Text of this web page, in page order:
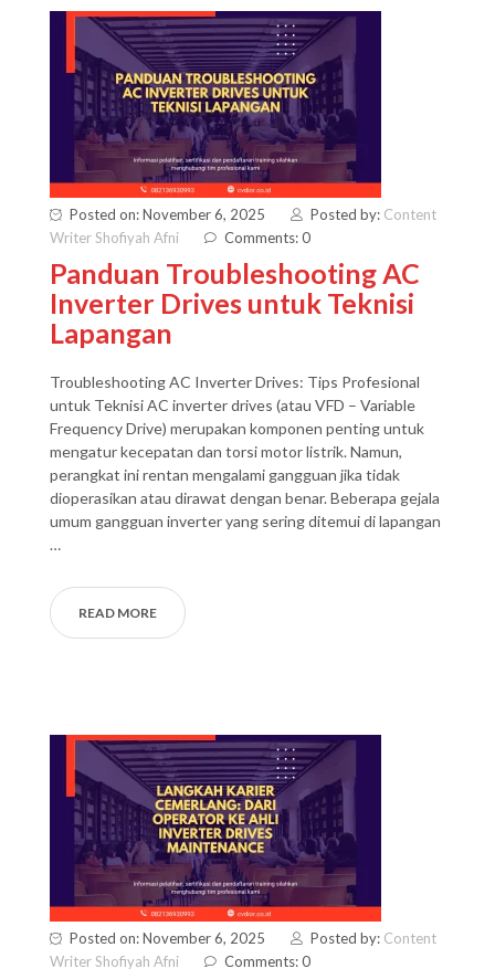
Posted on: November 6, 2025 Posted by: Content
Writer Shofiyah Afni
Comments: 0
Panduan Troubleshooting AC
Inverter Drives untuk Teknisi
Lapangan
Troubleshooting AC Inverter Drives: Tips Profesional
untuk Teknisi AC inverter drives (atau VFD – Variable
Frequency Drive) merupakan komponen penting untuk
mengatur kecepatan dan torsi motor listrik. Namun,
perangkat ini rentan mengalami gangguan jika tidak
dioperasikan atau dirawat dengan benar. Beberapa gejala
umum gangguan inverter yang sering ditemui di lapangan
…
READ MORE
Posted on: November 6, 2025 Posted by: Content
Writer Shofiyah Afni
Comments: 0